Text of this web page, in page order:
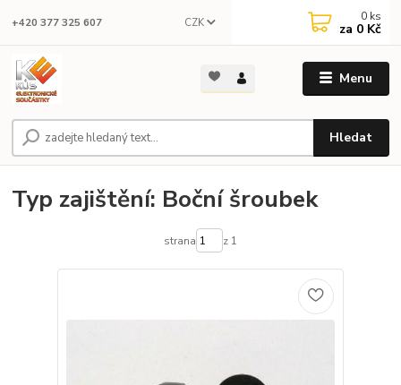
Menu
CZK
Hledat
+420 377 325 607 0 ks
za 0 Kč
Typ zajištění: Boční šroubek
strana z 1